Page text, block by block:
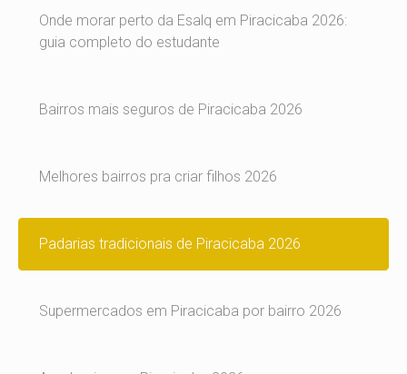
Onde morar perto da Esalq em Piracicaba 2026:
guia completo do estudante
Bairros mais seguros de Piracicaba 2026
Melhores bairros pra criar filhos 2026
Padarias tradicionais de Piracicaba 2026
Supermercados em Piracicaba por bairro 2026